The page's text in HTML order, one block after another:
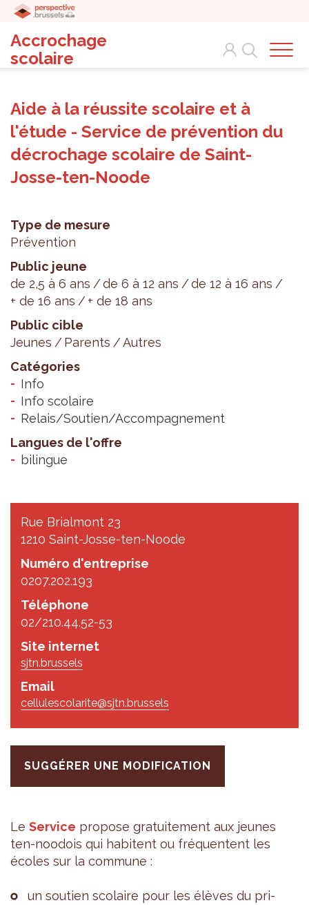
Accrochage
scolaire
Search
Aide à la réussite scolaire et à
l'étude - Service de prévention du
décrochage scolaire de Saint-
Josse-ten-Noode
Type de mesure
Prévention
Public jeune
de 2,5 à 6 ans
de 6 à 12 ans
de 12 à 16 ans
+ de 16 ans
+ de 18 ans
Public cible
Jeunes
Parents
Autres
Catégories
Info
Info scolaire
Relais/Soutien/Accompagnement
Langues de l'offre
bilingue
Rue Brialmont 23
1210 Saint-Josse-ten-Noode
Numéro d'entreprise
0207.202.193
Téléphone
02/210.44.52-53
Site internet
sjtn.brussels
Email
cellulescolarite@sjtn.brussels
SUGGÉRER UNE MODIFICATION
Le Ser­vice pro­pose gra­tui­te­ment aux jeunes
ten-noo­dois qui habitent ou fré­quentent les
écoles sur la com­mune :
un sou­tien sco­laire pour les élèves du pri­